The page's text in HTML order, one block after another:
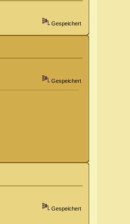
Gespeichert
Gespeichert
Gespeichert